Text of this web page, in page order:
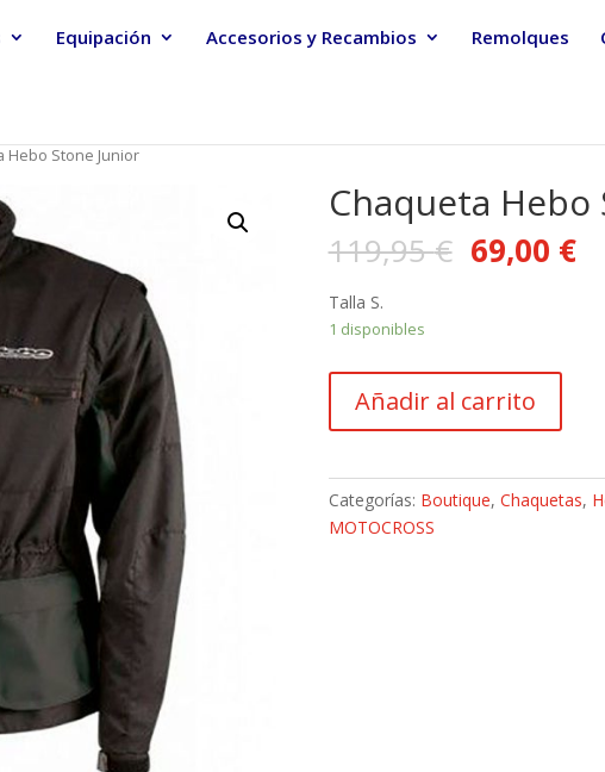
Equipación Accesorios y Recambios Remolques
Hebo Stone Junior
Chaqueta Hebo
119,95€ 69,00 €
Talla S.
1 disponibles
Hebo
cantidad
Añadir al carrito
Categorías: Boutique, Chaquetas,
MOTOCROSS